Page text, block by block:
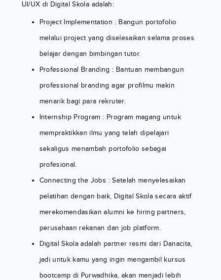
UI/UX di Digital Skola adalah:
Project Implementation : Bangun portofolio
melalui project yang diselesaikan selama proses
belajar dengan bimbingan tutor.
Professional Branding : Bantuan membangun
professional branding agar profilmu makin
menarik bagi para rekruter.
Internship Program : Program magang untuk
mempraktikkan ilmu yang telah dipelajari
sekaligus menambah portofolio sebagai
profesional.
Connecting the Jobs : Setelah menyelesaikan
pelatihan dengan baik, Digital Skola secara aktif
merekomendasikan alumni ke hiring partners,
perusahaan rekanan dan job platform.
Digital Skola adalah partner resmi dari Danacita,
jadi untuk kamu yang ingin mengambil kursus
bootcamp di Purwadhika, akan menjadi lebih